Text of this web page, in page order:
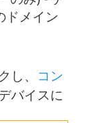
ドメイン
し、
コン
バイスに